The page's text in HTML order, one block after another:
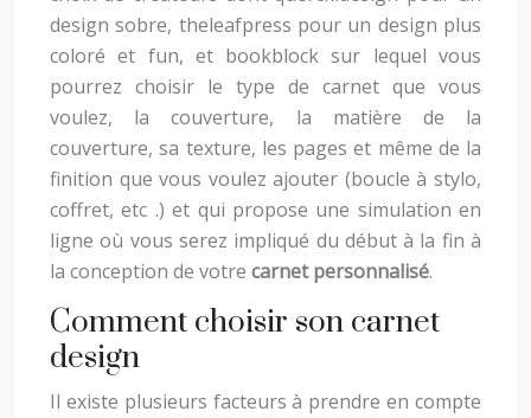
design sobre, theleafpress pour un design plus
coloré et fun, et bookblock sur lequel vous
pourrez choisir le type de carnet que vous
voulez, la couverture, la matière de la
couverture, sa texture, les pages et même de la
finition que vous voulez ajouter (boucle à stylo,
coffret, etc .) et qui propose une simulation en
ligne où vous serez impliqué du début à la fin à
la conception de votre carnet personnalisé.
Comment choisir son carnet
design
Il existe plusieurs facteurs à prendre en compte